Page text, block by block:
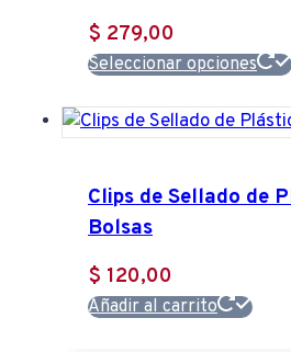
$ 279,00
Seleccionar opciones
Clips de Sellado de
Bolsas
$ 120,00
Añadir al carrito